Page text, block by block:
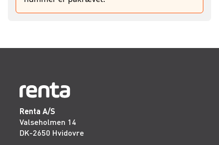
Renta A/S
Valseholmen 14
DK-2650 Hvidovre